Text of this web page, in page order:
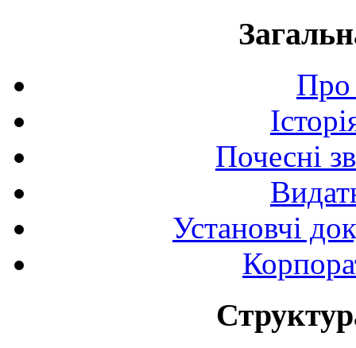
Про
Почесні
Установчі